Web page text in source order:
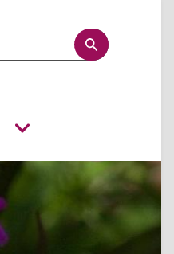
Etsi